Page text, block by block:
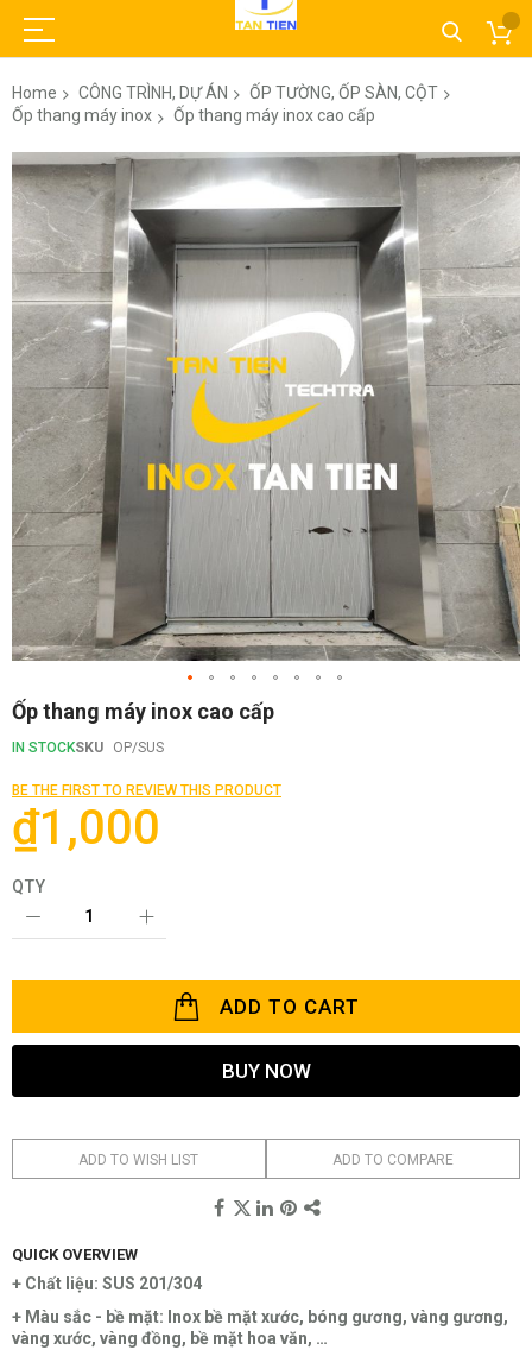
Home CÔNG TRÌNH, DỰ ÁN
ỐP TƯỜNG, ỐP SÀN, CỘT
Ốp thang máy inox
Ốp thang máy inox cao cấp
Skip
to
the
end
of
the
images
gallery
Skip
to
the
of
the
images
gallery
Ốp thang máy inox cao cấp
IN STOCKSKU OP/SUS
BE THE FIRST TO REVIEW THIS PRODUCT
₫1,000
QTY
ADD TO CART
BUY NOW
ADD TO WISH LIST ADD TO COMPARE
QUICK OVERVIEW
+ Chất liệu: SUS 201/304
+ Màu sắc - bề mặt: Inox bề mặt xước, bóng gương, vàng gương,
vàng xước, vàng đồng, bề mặt hoa văn, …